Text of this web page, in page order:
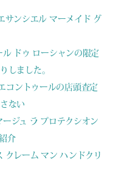
サンシエル マーメイド グ
ル ドゥ ローシャンの限定
しました。
コントゥールの店頭査定
ない
ージュ ラ プロテクシオン
介
クレーム マン ハンドクリ